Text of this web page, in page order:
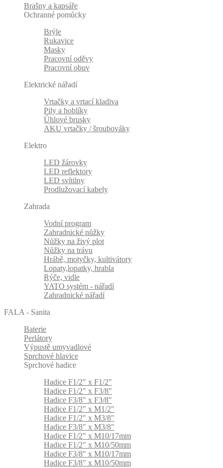
Brašny a kapsáře
Ochranné pomůcky
Brýle
Rukavice
Masky
Pracovní oděvy
Pracovní obuv
Elektrické nářadí
Vrtačky a vrtací kladiva
Pily a hoblíky
Úhlové brusky
AKU vrtačky / šroubováky
Elektro
LED žárovky
LED reflektory
LED svítilny
Prodlužovací kabely
Zahrada
Vodní program
Zahradnické nůžky
Nůžky na živý plot
Nůžky na trávu
Hrábě, motyčky, kultivátory
Lopaty,lopatky, hrabla
Rýče, vidle
YATO systém - nářadí
Zahradnické nářadí
FALA - Sanita
Baterie
Perlátory
Výpustě umyvadlové
Sprchové hlavice
Sprchové hadice
Hadice F1/2" x F1/2"
Hadice F1/2" x F3/8"
Hadice F3/8" x F3/8"
Hadice F1/2" x M1/2"
Hadice F1/2" x M3/8"
Hadice F3/8" x M3/8"
Hadice F1/2" x M10/17mm
Hadice F1/2" x M10/50mm
Hadice F3/8" x M10/17mm
Hadice F3/8" x M10/50mm